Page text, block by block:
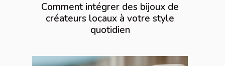
Comment intégrer des bijoux de
créateurs locaux à votre style
quotidien